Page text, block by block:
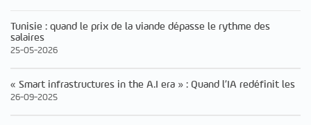
Tunisie : quand le prix de la viande dépasse le rythme des
salaires
25-05-2026
« Smart infrastructures in the A.I era » : Quand l’IA redéfinit les
26-09-2025